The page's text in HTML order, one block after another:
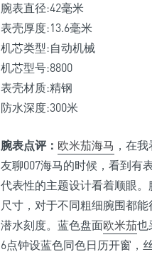
腕表直径:42毫米
表壳厚度:13.6毫米
机芯类型:自动机械
机芯型号:8800
表壳材质:精钢
防水深度:300米
腕表点评： 欧米茄海马 ，在
友聊007海马的时候，看到有
代表性的主题设计看着顺眼
尺寸，对于不同粗细腕围都
潜水刻度。蓝色盘面欧米茄也
6点钟设蓝色同色日历开窗，